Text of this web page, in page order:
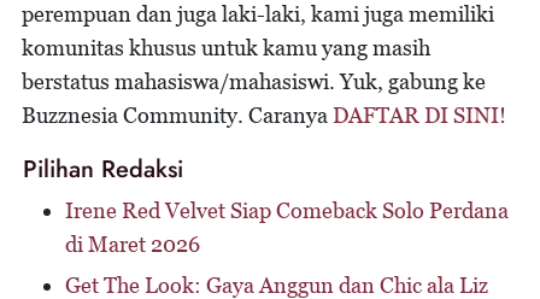
perempuan dan juga laki-laki, kami juga memiliki
komunitas khusus untuk kamu yang masih
berstatus mahasiswa/mahasiswi. Yuk, gabung ke
Buzznesia Community. Caranya DAFTAR DI SINI!
Pilihan Redaksi
Irene Red Velvet Siap Comeback Solo Perdana
di Maret 2026
Get The Look: Gaya Anggun dan Chic ala Liz